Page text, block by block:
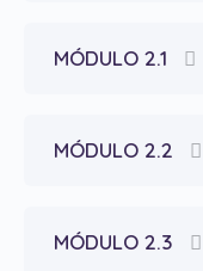
MÓDULO 2.1
MÓDULO 2.2
MÓDULO 2.3